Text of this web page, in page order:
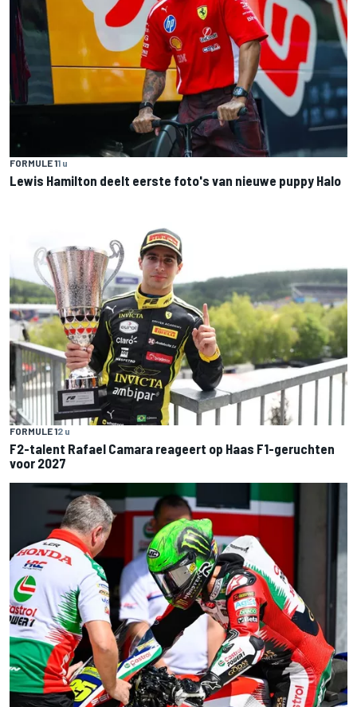
FORMULE 11 u
Lewis Hamilton deelt eerste foto's van nieuwe puppy Halo
FORMULE 12 u
F2-talent Rafael Camara reageert op Haas F1-geruchten
voor 2027